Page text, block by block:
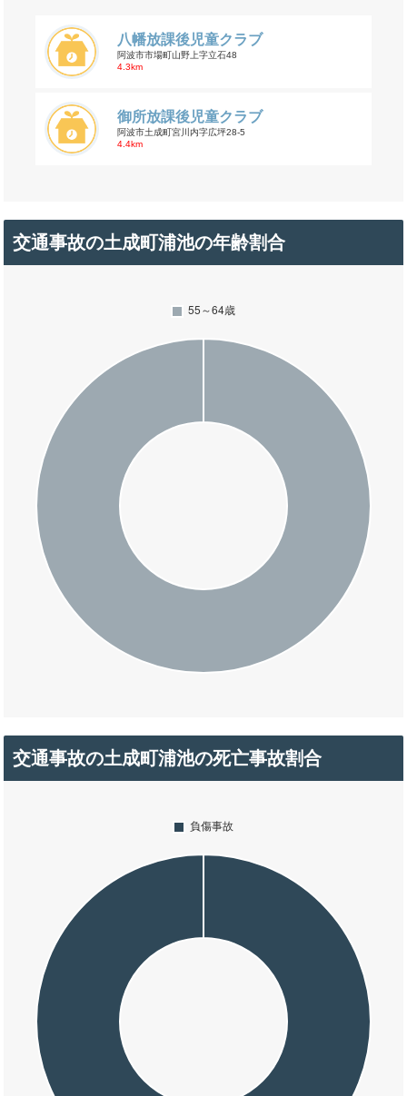
八幡放課後児童クラブ
阿波市市場町山野上字立石48
4.3km
御所放課後児童クラブ
阿波市土成町宮川内字広坪28-5
4.4km
交通事故の土成町浦池の年齢割合
交通事故の土成町浦池の死亡事故割合